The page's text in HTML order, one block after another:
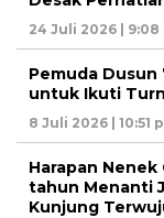
24 Juli 2026 | 9:08
Pemuda Dusun
untuk Ikuti
8 Juli 2026 | 10:51
Harapan
tahun Menanti
Kunjung